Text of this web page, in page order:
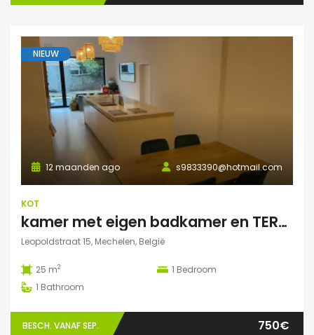
NIEUW
s9833390@hotmail.com
12 maanden ago
KOT
kamer met eigen badkamer en TERRAS
Leopoldstraat 15, Mechelen, België
25 m2 1 Bedroom
1 Bathroom
BESCH. VANAF SEP. 750€